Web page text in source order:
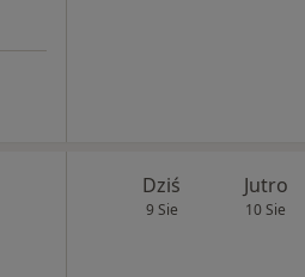
Dziś
9 Sie
Jutro
10 Sie